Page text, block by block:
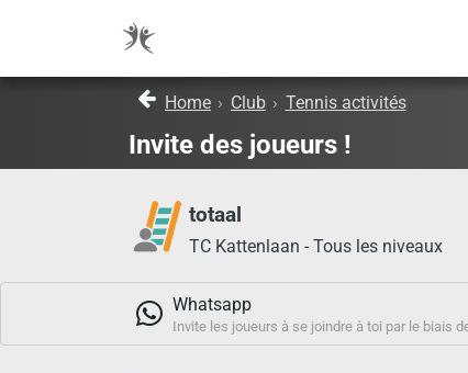
Home › Club › Tennis activités
Invite des joueurs !
totaal
TC Kattenlaan - Tous les niveaux
Whatsapp
Invite les joueurs à se joindre à toi par le biais